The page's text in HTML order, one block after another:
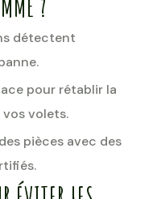
détectent
pour rétablir la
volets.
pièces avec des